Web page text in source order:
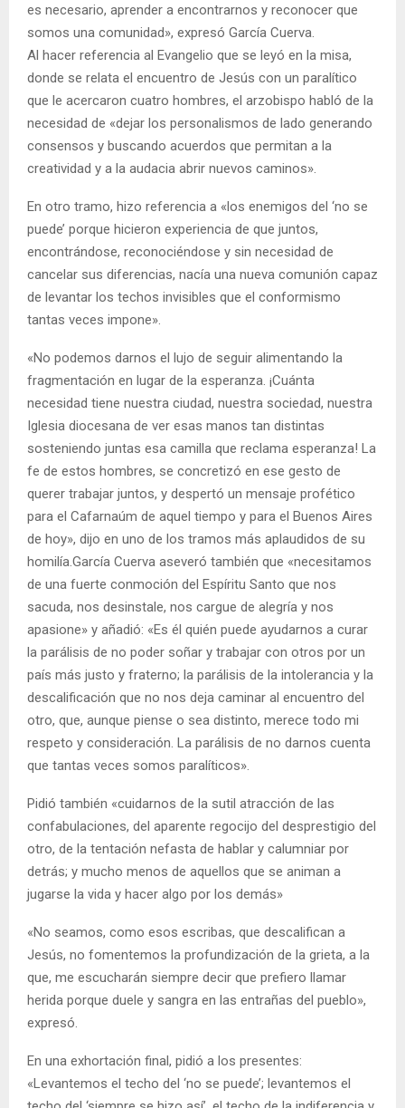
es necesario, aprender a encontrarnos y reconocer que
somos una comunidad», expresó García Cuerva.
Al hacer referencia al Evangelio que se leyó en la misa,
donde se relata el encuentro de Jesús con un paralítico
que le acercaron cuatro hombres, el arzobispo habló de la
necesidad de «dejar los personalismos de lado generando
consensos y buscando acuerdos que permitan a la
creatividad y a la audacia abrir nuevos caminos».
En otro tramo, hizo referencia a «los enemigos del ‘no se
puede’ porque hicieron experiencia de que juntos,
encontrándose, reconociéndose y sin necesidad de
cancelar sus diferencias, nacía una nueva comunión capaz
de levantar los techos invisibles que el conformismo
tantas veces impone».
«No podemos darnos el lujo de seguir alimentando la
fragmentación en lugar de la esperanza. ¡Cuánta
necesidad tiene nuestra ciudad, nuestra sociedad, nuestra
Iglesia diocesana de ver esas manos tan distintas
sosteniendo juntas esa camilla que reclama esperanza! La
fe de estos hombres, se concretizó en ese gesto de
querer trabajar juntos, y despertó un mensaje profético
para el Cafarnaúm de aquel tiempo y para el Buenos Aires
de hoy», dijo en uno de los tramos más aplaudidos de su
homilía.García Cuerva aseveró también que «necesitamos
de una fuerte conmoción del Espíritu Santo que nos
sacuda, nos desinstale, nos cargue de alegría y nos
apasione» y añadió: «Es él quién puede ayudarnos a curar
la parálisis de no poder soñar y trabajar con otros por un
país más justo y fraterno; la parálisis de la intolerancia y la
descalificación que no nos deja caminar al encuentro del
otro, que, aunque piense o sea distinto, merece todo mi
respeto y consideración. La parálisis de no darnos cuenta
que tantas veces somos paralíticos».
Pidió también «cuidarnos de la sutil atracción de las
confabulaciones, del aparente regocijo del desprestigio del
otro, de la tentación nefasta de hablar y calumniar por
detrás; y mucho menos de aquellos que se animan a
jugarse la vida y hacer algo por los demás»
«No seamos, como esos escribas, que descalifican a
Jesús, no fomentemos la profundización de la grieta, a la
que, me escucharán siempre decir que prefiero llamar
herida porque duele y sangra en las entrañas del pueblo»,
expresó.
En una exhortación final, pidió a los presentes:
«Levantemos el techo del ‘no se puede’; levantemos el